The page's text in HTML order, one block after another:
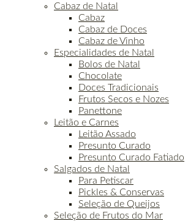
Cabaz de Natal
Cabaz
Cabaz de Doces
Cabaz de Vinho
Especialidades de Natal
Bolos de Natal
Chocolate
Doces Tradicionais
Frutos Secos e Nozes
Panettone
Leitão e Carnes
Leitão Assado
Presunto Curado
Presunto Curado Fatiado
Salgados de Natal
Para Petiscar
Pickles & Conservas
Seleção de Queijos
Seleção de Frutos do Mar